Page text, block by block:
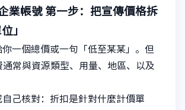
業帳號 第一步：把宣傳價格拆
」
一個總價或一句「低至某某」。但
常與資源類型、用量、地區、以及
己核對：折扣是針對什麼計價單